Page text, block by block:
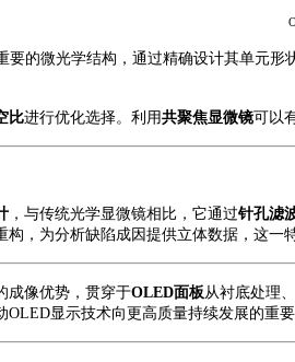
要的微光学结构，通过精确设计其单元形
比进行优化选择。利用共聚焦显微镜可以
， 与传统光学显微镜相比，它通过针孔滤
，为分析缺陷成因提供立体数据，这一
成像优势，贯穿于OLED面板从衬底处理
OLED显示技术向更高质量持续发展的重要